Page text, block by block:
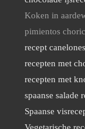
Koken in
pimientos
recept canelones
recepten met
recepten met
spaanse salade
Spaanse
Vegetarische